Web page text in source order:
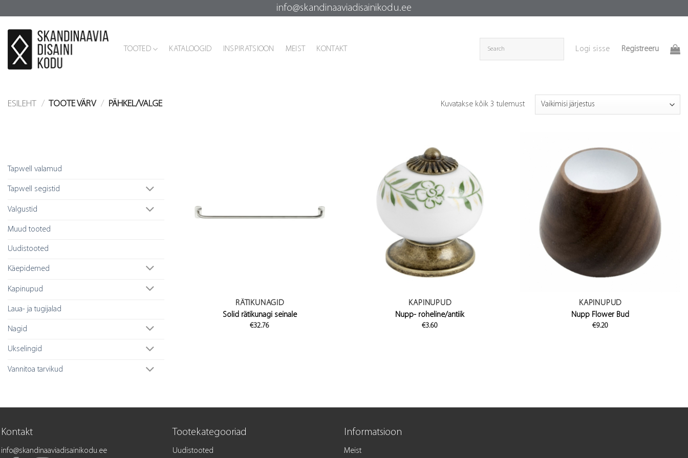
to
content
info@skandinaaviadisainikodu.ee
TOOTED KATALOOGID INSPIRATSIOON MEIST KONTAKT Logi sisse Registreeru
ESILEHT / TOOTE VÄRV / PÄHKEL/VALGE Kuvatakse kõik 3 tulemust
Tapwell valamud
Tapwell segistid
Valgustid
Muud tooted
Uudistooted
Käepidemed
Kapinupud
Laua- ja tugijalad
Nagid
Ukselingid
Vannitoa tarvikud
RÄTIKUNAGID
Solid rätikunagi seinale
€32.76
KAPINUPUD
Nupp- roheline/antiik
€3.60
KAPINUPUD
Nupp Flower Bud
€9.20
Kontakt
info@skandinaaviadisainikodu.ee
Tootekategooriad
Uudistooted
Informatsioon
Meist